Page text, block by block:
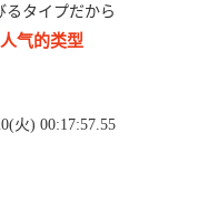
るタイプだから
气的类型
火) 00:17:57.55